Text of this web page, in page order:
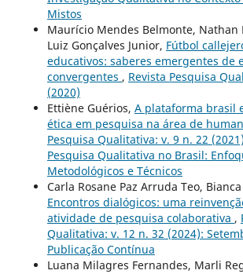
Mistos
Maurício Mendes Belmonte, Nathan
Luiz Gonçalves Junior, Fútbol
educativos: saberes emergentes de
convergentes , Revista Pesquisa
(2020)
Ettiène Guérios, A plataforma brasil
ética em pesquisa na área de
Pesquisa Qualitativa: v. 9 n. 22
Pesquisa Qualitativa no Brasil:
Metodológicos e Técnicos
Carla Rosane Paz Arruda Teo,
Encontros dialógicos: uma
atividade de pesquisa colaborativa ,
Qualitativa: v. 12 n. 32 (2024):
Publicação Contínua
Luana Milagres Fernandes, Marli